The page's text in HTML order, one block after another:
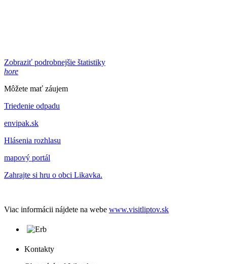
Zobraziť podrobnejšie štatistiky
hore
Môžete mať záujem
Triedenie odpadu
envipak.sk
Hlásenia rozhlasu
mapový portál
Zahrajte si hru o obci Likavka.
Viac informácii nájdete na webe www.visitliptov.sk
Kontakty